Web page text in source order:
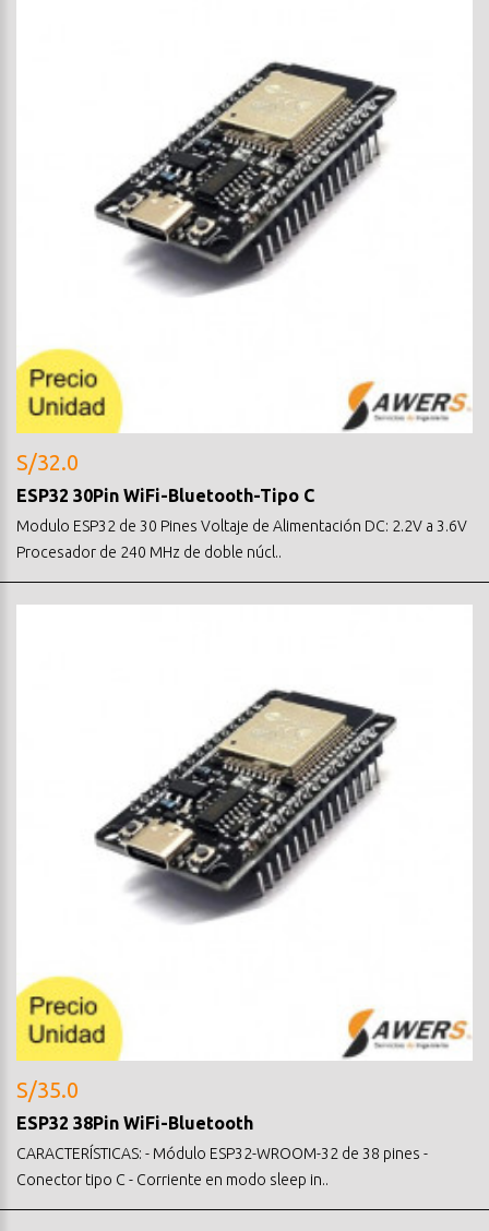
S/32.0
ESP32 30Pin WiFi-Bluetooth-Tipo C
Modulo ESP32 de 30 Pines Voltaje de Alimentación DC: 2.2V a 3.6V
Procesador de 240 MHz de doble núcl..
S/35.0
ESP32 38Pin WiFi-Bluetooth
CARACTERÍSTICAS: - Módulo ESP32-WROOM-32 de 38 pines -
Conector tipo C - Corriente en modo sleep in..